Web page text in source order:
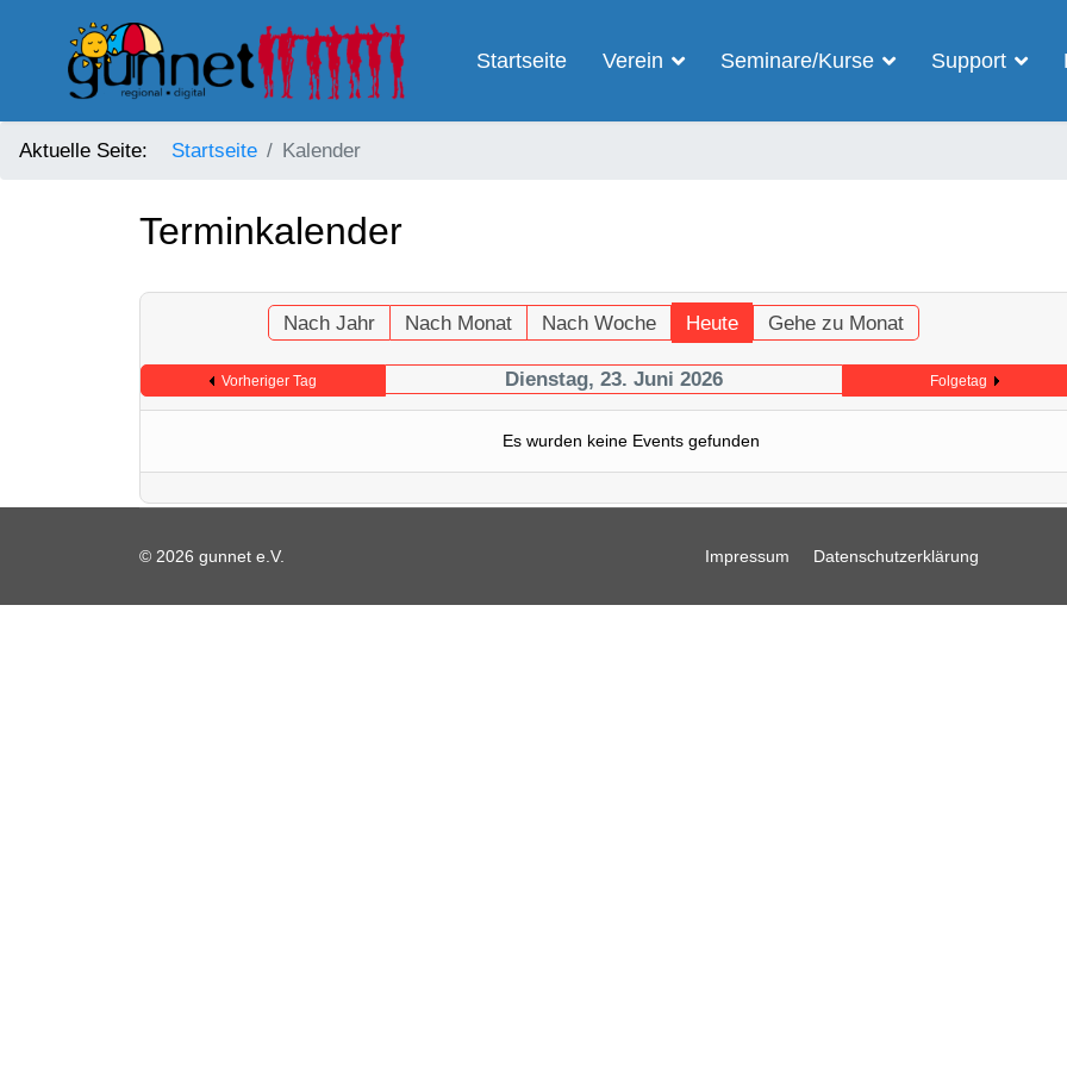
Startseite Verein Seminare/Kurse Support
Aktuelle Seite: Startseite Kalender
Terminkalender
Nach Jahr Nach Monat Nach Woche Heute Gehe zu Monat
Vorheriger Tag Dienstag, 23. Juni 2026 Folgetag
Es wurden keine Events gefunden
© 2026 gunnet e.V. Impressum Datenschutzerklärung